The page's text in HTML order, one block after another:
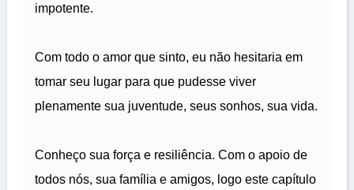
impotente.
Com todo o amor que sinto, eu não hesitaria em
tomar seu lugar para que pudesse viver
plenamente sua juventude, seus sonhos, sua vida.
Conheço sua força e resiliência. Com o apoio de
todos nós, sua família e amigos, logo este capítulo